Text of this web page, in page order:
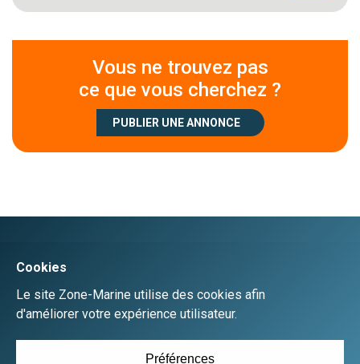
Vous ne trouvez pas
ce que vous cherchez ?
PUBLIER UNE ANNONCE
Créer un compte
Se connecter